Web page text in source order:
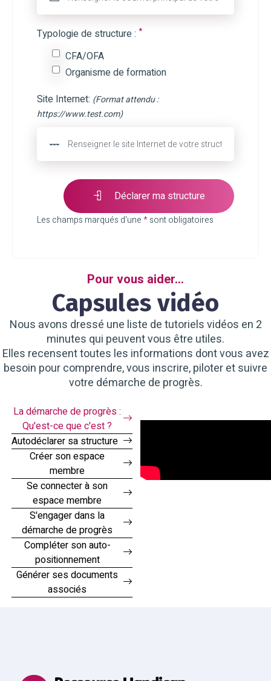
Typologie de structure : *
CFA/OFA
Organisme de formation
Site Internet: (Format attendu :
https://www.test.com)
Déclarer ma structure
Les champs marqués d'une*sont obligatoires
Pour vous aider...
Capsules vidéo
Nous avons dressé une liste de tutoriels vidéos en 2
minutes qui peuvent vous être utiles.
Elles recensent toutes les informations dont vous avez
besoin pour comprendre, vous inscrire, piloter et suivre
votre démarche de progrès.
La démarche de progrès :
Qu'est-ce que c'est ?
Autodéclarer sa structure
Créer son espace
membre
Se connecter à son
espace membre
S'engager dans la
démarche de progrès
Compléter son auto-
positionnement
Générer ses documents
associés